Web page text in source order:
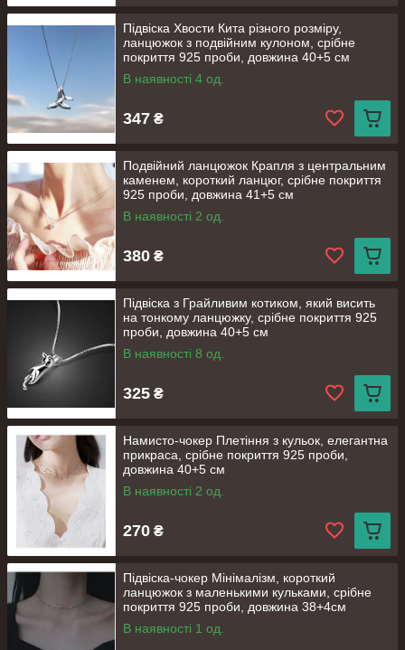
Підвіска Хвости Кита різного розміру,
ланцюжок з подвійним кулоном, срібне
покриття 925 проби, довжина 40+5 см
В наявності 4 од.
347 ₴
Подвійний ланцюжок Крапля з центральним
каменем, короткий ланцюг, срібне покриття
925 проби, довжина 41+5 см
В наявності 2 од.
380 ₴
Підвіска з Грайливим котиком, який висить
на тонкому ланцюжку, срібне покриття 925
проби, довжина 40+5 см
В наявності 8 од.
325 ₴
Намисто-чокер Плетіння з кульок, елегантна
прикраса, срібне покриття 925 проби,
довжина 40+5 см
В наявності 2 од.
270 ₴
Підвіска-чокер Мінімалізм, короткий
ланцюжок з маленькими кульками, срібне
покриття 925 проби, довжина 38+4см
В наявності 1 од.